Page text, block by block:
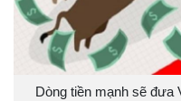
Dòng tiền mạnh sẽ